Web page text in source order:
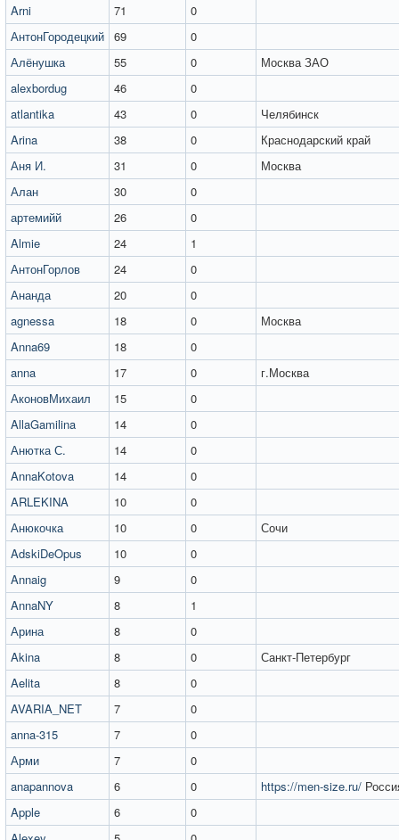
Arni 71
0
АнтонГородецкий 69
0
Алёнушка
55 0
Москва ЗАО
alexbordug
46
0
atlantika
43 0
Челябинск
Arina
38 0
Краснодарский край
Аня И.
31 0
Москва
Алан
30
0
артемийй
26
0
Almie
24
1
АнтонГорлов
24
0
Ананда
20
0
agnessa
18 0
Москва
Anna69
18
0
anna
17 0
г.Москва
АконовМихаил
15
0
AllaGamilina
14
0
Анютка С.
14
0
AnnaKotova
14
0
ARLEKINA
10
0
Анюкочка
10 0
Сочи
AdskiDeOpus
10
0
Annaig
9
0
AnnaNY
8
1
Арина
8
0
Akina
8 0
Санкт-Петербург
Aelita
8
0
AVARIA_NET
7
0
anna-315
7
0
Арми
7
0
anapannova
6 0 https://men-size.ru/
Apple
6
0